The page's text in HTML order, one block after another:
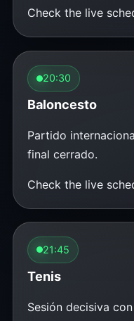
Check the live
20:30
Baloncesto
Partido
final cerrado.
Check the live
21:45
Tenis
Sesión decisiva